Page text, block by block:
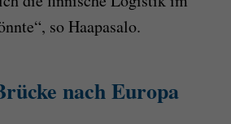
so Haapasalo.
nach Europa